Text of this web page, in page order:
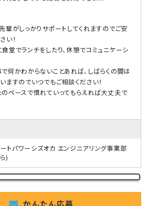
先輩がしっかりサポートしてくれますのでご安
い！
堂でランチをしたり、休憩でコミュニケーシ
何かわからないことあれば、しばらくの間は
ますのでいつでもご相談ください！
ペースで慣れていってもらえれば大丈夫で
トパワーシズオカ エンジニアリング事業部
)
かんたん応募